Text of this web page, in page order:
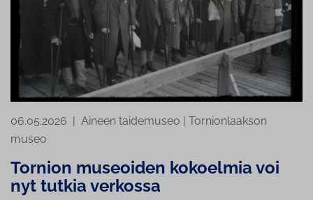
06.05.2026 | Aineen taidemuseo | Tornionlaakson
museo
Tornion museoiden kokoelmia voi
nyt tutkia verkossa